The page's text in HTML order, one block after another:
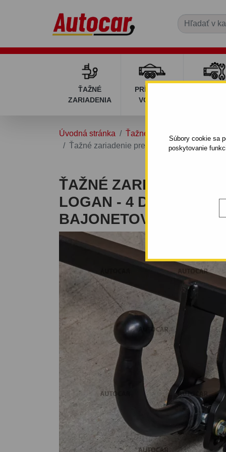
Súbory cookie sa
poskytovanie
ŤAŽNÉ
ZARIADENIA
PRÍVESNÉ
VOZÍKY
Úvodná stránka Ťažné zariadenia
Ťažné zariadenie pre Dacia LOGAN - 4
ŤAŽNÉ ZARIADENIE
LOGAN - 4 DV. -
BAJONETOVÝ SYSTÉM